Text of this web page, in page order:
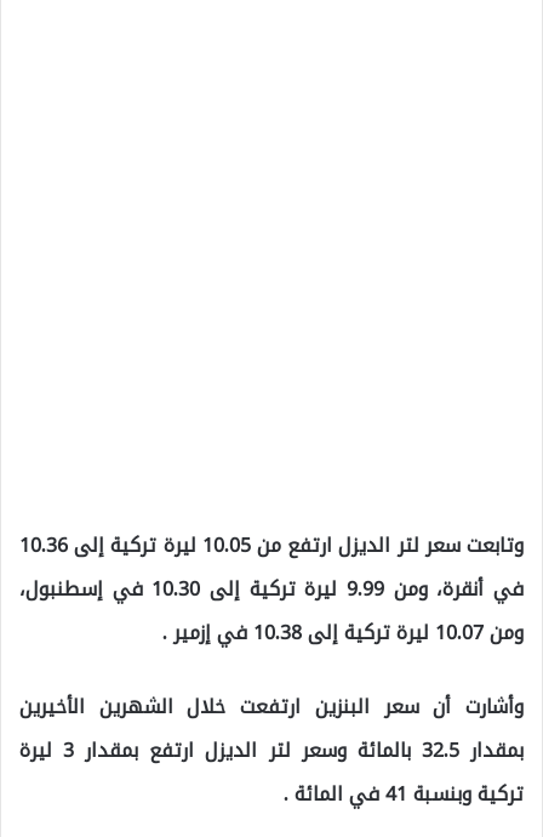
وتابعت سعر لتر الديزل ارتفع من 10.05 ليرة تركية إلى 10.36
في أنقرة، ومن 9.99 ليرة تركية إلى 10.30 في إسطنبول،
ومن 10.07 ليرة تركية إلى 10.38 في إزمير .
وأشارت أن سعر البنزين ارتفعت خلال الشهرين الأخيرين
بمقدار 32.5 بالمائة وسعر لتر الديزل ارتفع بمقدار 3 ليرة
تركية وبنسبة 41 في المائة .